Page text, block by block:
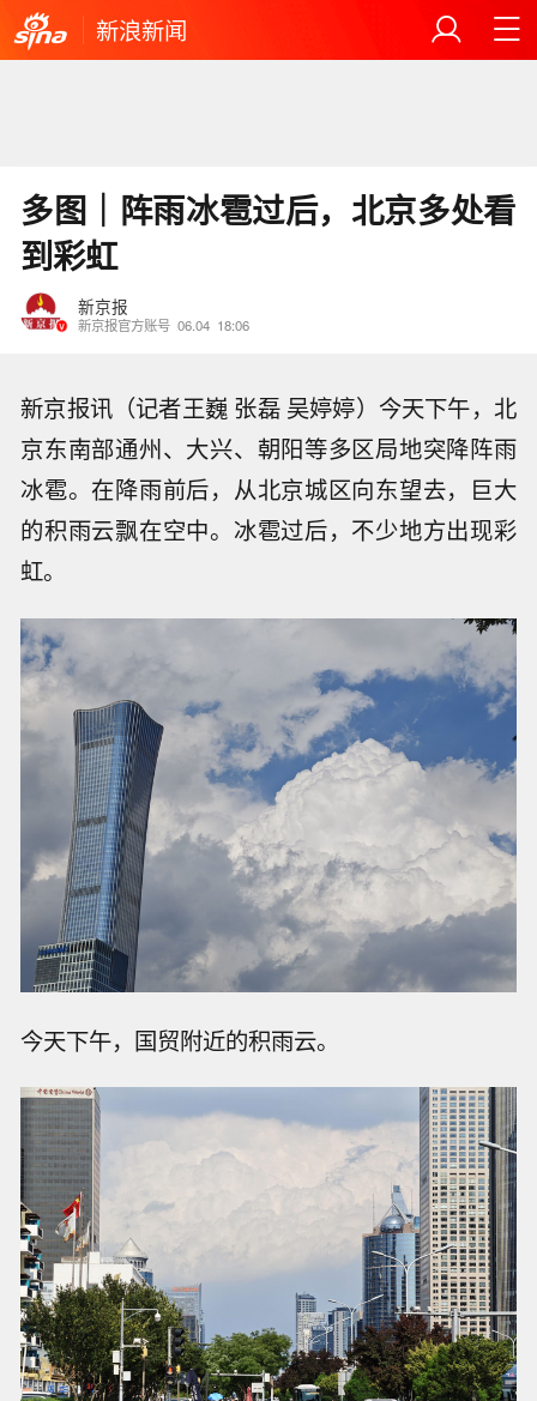
新浪新闻
多图｜阵雨冰雹过后，北京多处看
到彩虹
新京报
新京报官方账号 06.04 18:06
新京报讯（记者王巍 张磊 吴婷婷）今天下午，北
京东南部通州、大兴、朝阳等多区局地突降阵雨
冰雹。在降雨前后，从北京城区向东望去，巨大
的积雨云飘在空中。冰雹过后，不少地方出现彩
虹。
今天下午，国贸附近的积雨云。